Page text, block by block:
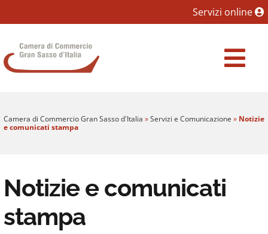
Vai al Contenuto principale della pagina
Servizi online
Camera di Commercio Gran Sasso d'Italia
Camera di Commercio Gran Sasso d'Italia »Servizi e Comunicazione » Notizie
e comunicati stampa
Notizie e comunicati
stampa